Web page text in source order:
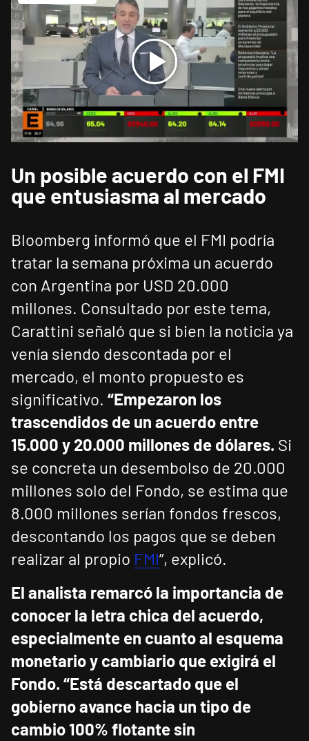
Un posible acuerdo con el FMI
que entusiasma al mercado
Bloomberg informó que el FMI podría
tratar la semana próxima un acuerdo
con Argentina por USD 20.000
millones. Consultado por este tema,
Carattini señaló que si bien la noticia ya
venía siendo descontada por el
mercado, el monto propuesto es
significativo. “Empezaron los
trascendidos de un acuerdo entre
15.000 y 20.000 millones de dólares. Si
se concreta un desembolso de 20.000
millones solo del Fondo, se estima que
8.000 millones serían fondos frescos,
descontando los pagos que se deben
realizar al propio FMI”, explicó.
El analista remarcó la importancia de
conocer la letra chica del acuerdo,
especialmente en cuanto al esquema
monetario y cambiario que exigirá el
Fondo. “Está descartado que el
gobierno avance hacia un tipo de
cambio 100% flotante sin